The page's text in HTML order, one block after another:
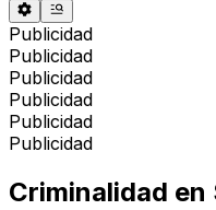
Publicidad
Publicidad
Publicidad
Publicidad
Publicidad
Publicidad
Criminalidad en